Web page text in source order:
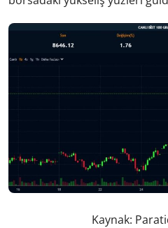
Kaynak: